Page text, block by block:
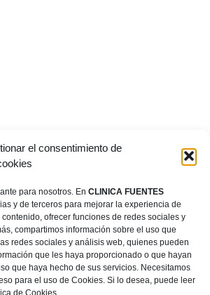
el consentimiento de
para nosotros. En CLINICA FUENTES
y de terceros para mejorar la experiencia de
ofrecer funciones de redes sociales y
compartimos información sobre el uso que
redes sociales y análisis web, quienes pueden
que les haya proporcionado o que hayan
que haya hecho de sus servicios. Necesitamos
para el uso de Cookies. Si lo desea, puede leer
de Cookies.